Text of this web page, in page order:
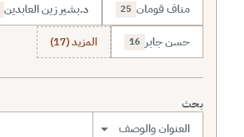
مناف قومان 25 د.بشير زين العابدين
حسن جابر 16 المزيد (17)
بحث